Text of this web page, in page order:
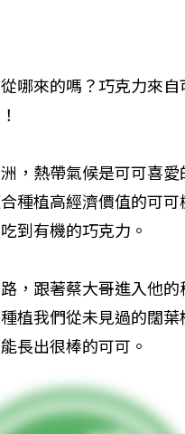
哪來的嗎？巧克力來
，熱帶氣候是可可喜
種植高經濟價值的可
到有機的巧克力。
，跟著蔡大哥進入他
植我們從未見過的闊
長出很棒的可可。